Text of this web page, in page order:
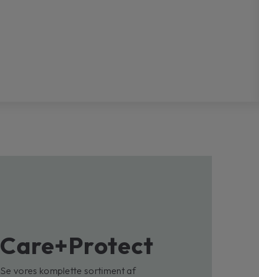
Care+Protect
Se vores komplette sortiment af